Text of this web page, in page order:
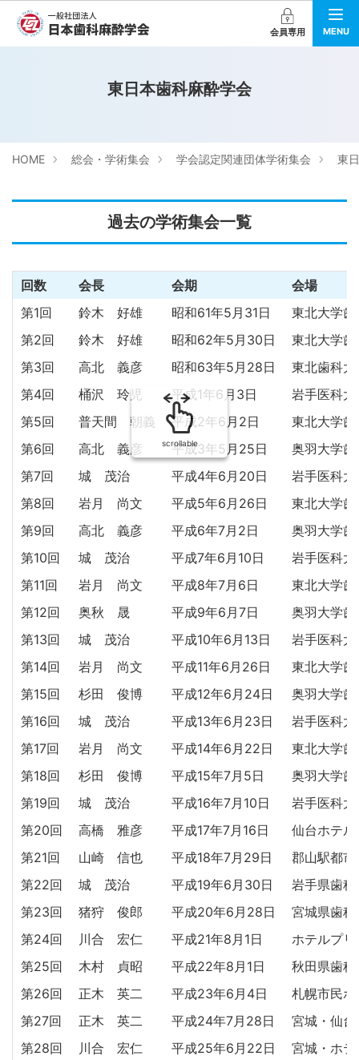
会員専用 MENU
東日本歯科麻酔学会
HOME 総会・学術集会 学会認定関連団体学術集会 東
過去の学術集会一覧
回数 会長 会期
会場
第1回
鈴木 好雄 昭和61年5月31日
東北大学歯
第2回
鈴木 好雄 昭和62年5月30日
東北大学
第3回
高北 義彦 昭和63年5月28日
東北歯科
第4回
桶沢 玲児 平成1年6月3日
岩手医科
第5回
普天間 朝義 平成2年6月2日
東北大学
第6回
高北 義彦 平成3年5月25日
奥羽大学
第7回
城 茂治 平成4年6月20日
岩手医科
第8回
岩月 尚文 平成5年6月26日
東北大学
第9回
高北 義彦 平成6年7月2日
奥羽大学
第10回
城 茂治 平成7年6月10日
岩手医科
第11回
岩月 尚文 平成8年7月6日
東北大学
第12回
奥秋 晟 平成9年6月7日
奥羽大学
第13回
城 茂治 平成10年6月13日
岩手医科
第14回
岩月 尚文 平成11年6月26日
東北大学
第15回
杉田 俊博 平成12年6月24日
奥羽大学
第16回
城 茂治 平成13年6月23日
岩手医科
第17回
岩月 尚文 平成14年6月22日
東北大学
第18回
杉田 俊博 平成15年7月5日
奥羽大学
第19回
城 茂治 平成16年7月10日
岩手医科
第20回
高橋 雅彦 平成17年7月16日
仙台ホテル
第21回
山崎 信也 平成18年7月29日
郡山駅都
第22回
城 茂治 平成19年6月30日
岩手県歯
第23回
猪狩 俊郎 平成20年6月28日
宮城県歯
第24回
川合 宏仁 平成21年8月1日
ホテルプ
第25回
木村 貞昭 平成22年8月1日
秋田県歯
第26回
正木 英二 平成23年6月4日
札幌市民
第27回
正木 英二 平成24年7月28日
宮城・仙
第28回
川合 宏仁 平成25年6月22日
宮城・ホ
scrollable